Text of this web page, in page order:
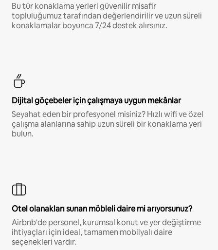
Bu tür konaklama yerleri güvenilir misafir
topluluğumuz tarafından değerlendirilir ve uzun süreli
konaklamalar boyunca 7/24 destek alırsınız.
Dijital göçebeler için çalışmaya uygun mekânlar
Seyahat eden bir profesyonel misiniz? Hızlı wifi ve özel
çalışma alanlarına sahip uzun süreli bir konaklama yeri
bulun.
Otel olanakları sunan möbleli daire mi arıyorsunuz?
Airbnb'de personel, kurumsal konut ve yer değiştirme
ihtiyaçları için ideal, tamamen mobilyalı daire
seçenekleri vardır.